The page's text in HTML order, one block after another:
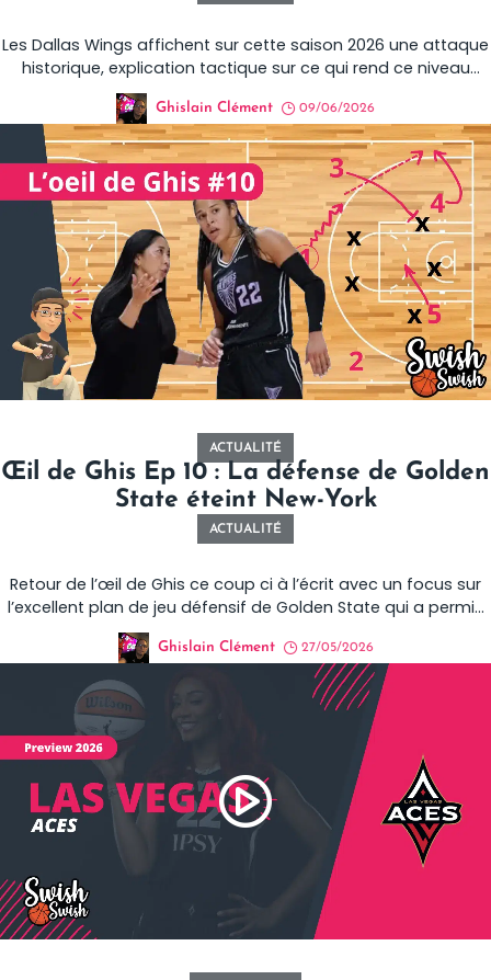
Les Dallas Wings affichent sur cette saison 2026 une attaque
historique, explication tactique sur ce qui rend ce niveau
Ghislain Clément 09/06/2026
ACTUALITÉ
Œil de Ghis Ep 10 : La défense de Golden
State éteint New-York
ACTUALITÉ
Retour de l’œil de Ghis ce coup ci à l’écrit avec un focus sur
l’excellent plan de jeu défensif de Golden State qui a permis
aux joueuses de Nakase de faire chuter le grand Liberty !
Ghislain Clément 27/05/2026